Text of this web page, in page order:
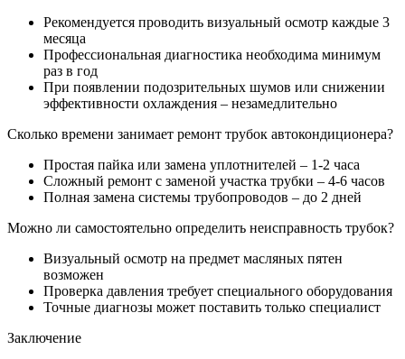
Рекомендуется проводить визуальный осмотр каждые 3
месяца
Профессиональная диагностика необходима минимум
раз в год
При появлении подозрительных шумов или снижении
эффективности охлаждения – незамедлительно
Сколько времени занимает ремонт трубок автокондиционера?
Простая пайка или замена уплотнителей – 1-2 часа
Сложный ремонт с заменой участка трубки – 4-6 часов
Полная замена системы трубопроводов – до 2 дней
Можно ли самостоятельно определить неисправность трубок?
Визуальный осмотр на предмет масляных пятен
возможен
Проверка давления требует специального оборудования
Точные диагнозы может поставить только специалист
Заключение